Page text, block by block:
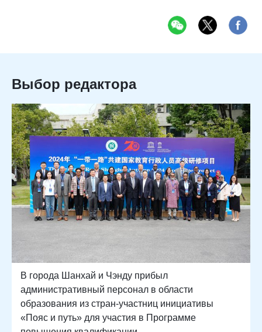
Выбор редактора
В города Шанхай и Чэнду прибыл
административный персонал в области
образования из стран-участниц инициативы
«Пояс и путь» для участия в Программе